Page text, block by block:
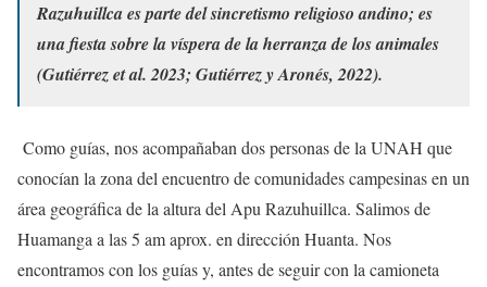
Razuhuillca es parte del sincretismo religioso andino; es
una fiesta sobre la víspera de la herranza de los animales
(Gutiérrez et al. 2023; Gutiérrez y Aronés, 2022).
Como guías, nos acompañaban dos personas de la UNAH que
conocían la zona del encuentro de comunidades campesinas en un
área geográfica de la altura del Apu Razuhuillca. Salimos de
Huamanga a las 5 am aprox. en dirección Huanta. Nos
encontramos con los guías y, antes de seguir con la camioneta